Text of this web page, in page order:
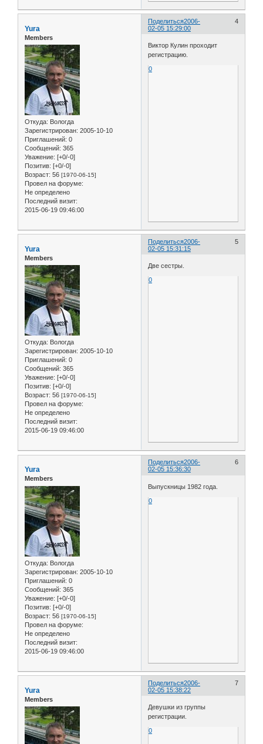
Поделиться 4
2006-
02-05 15:29:00
Yura
Members
Откуда: Вологда
Зарегистрирован: 2005-10-10
Приглашений: 0
Сообщений: 365
Уважение: [+0/-0]
Позитив: [+0/-0]
Возраст: 56 [1970-06-15]
Провел на форуме:
Не определено
Последний визит:
2015-06-19 09:46:00
Виктор Кулин проходит
регистрацию.
0
Поделиться 5
2006-
02-05 15:31:15
Yura
Members
Откуда: Вологда
Зарегистрирован: 2005-10-10
Приглашений: 0
Сообщений: 365
Уважение: [+0/-0]
Позитив: [+0/-0]
Возраст: 56 [1970-06-15]
Провел на форуме:
Не определено
Последний визит:
2015-06-19 09:46:00
Две сестры.
0
Поделиться 6
2006-
02-05 15:36:30
Yura
Members
Откуда: Вологда
Зарегистрирован: 2005-10-10
Приглашений: 0
Сообщений: 365
Уважение: [+0/-0]
Позитив: [+0/-0]
Возраст: 56 [1970-06-15]
Провел на форуме:
Не определено
Последний визит:
2015-06-19 09:46:00
Выпускницы 1982 года.
0
Поделиться 7
2006-
02-05 15:38:22
Yura
Members
Девушки из группы
регистрации.
0